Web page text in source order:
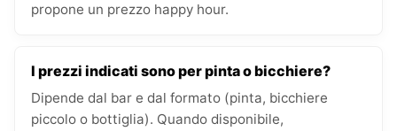
propone un prezzo happy hour.
I prezzi indicati sono per pinta o bicchiere?
Dipende dal bar e dal formato (pinta, bicchiere
piccolo o bottiglia). Quando disponibile,